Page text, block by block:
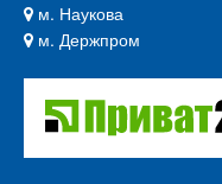
м. Наукова
м. Держпром